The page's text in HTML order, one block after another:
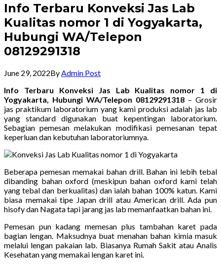
Info Terbaru Konveksi Jas Lab
Kualitas nomor 1 di Yogyakarta,
Hubungi WA/Telepon
08129291318
June 29, 2022By Admin Post
Info Terbaru Konveksi Jas Lab Kualitas nomor 1 di
Yogyakarta, Hubungi WA/Telepon 08129291318 – Grosir
jas praktikum laboratorium yang kami produksi adalah jas lab
yang standard digunakan buat kepentingan laboratorium.
Sebagian pemesan melakukan modifikasi pemesanan tepat
keperluan dan kebutuhan laboratoriumnya.
Beberapa pemesan memakai bahan drill. Bahan ini lebih tebal
dibanding bahan oxford (meskipun bahan oxford kami telah
yang tebal dan berkualitas) dan ialah bahan 100% katun. Kami
biasa memakai tipe Japan drill atau American drill. Ada pun
hisofy dan Nagata tapi jarang jas lab memanfaatkan bahan ini.
Pemesan pun kadang memesan plus tambahan karet pada
bagian lengan. Maksudnya buat menahan bahan kimia masuk
melalui lengan pakaian lab. Biasanya Rumah Sakit atau Analis
Kesehatan yang memakai lengan karet ini.